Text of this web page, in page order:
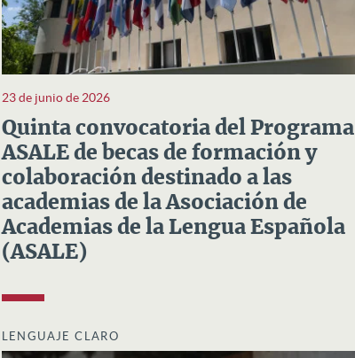
23 de junio de 2026
Quinta convocatoria del Programa
ASALE de becas de formación y
colaboración destinado a las
academias de la Asociación de
Academias de la Lengua Española
(ASALE)
LENGUAJE CLARO